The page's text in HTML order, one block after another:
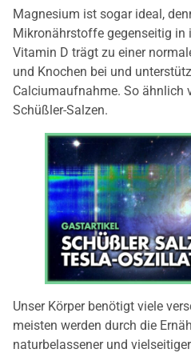
Magnesium ist sogar ideal,
Mikronährstoffe gegenseitig in
Vitamin D trägt zu einer
und Knochen bei und
Calciumaufnahme. So ähnlich
Schüßler-Salzen.
Unser Körper benötigt viele
meisten werden durch die
naturbelassener und